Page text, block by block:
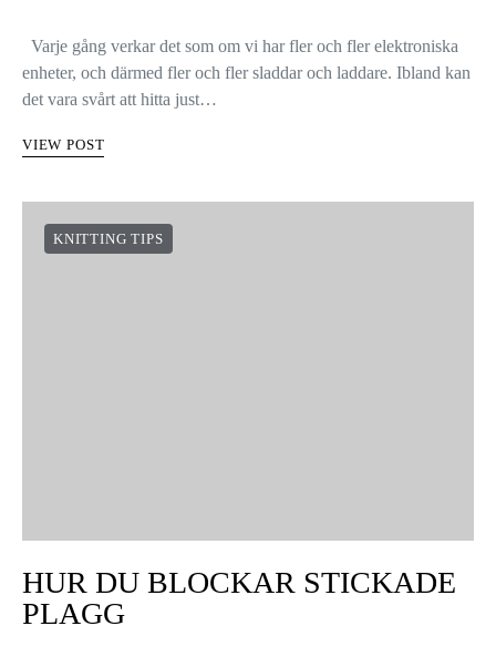
Varje gång verkar det som om vi har fler och fler elektroniska
enheter, och därmed fler och fler sladdar och laddare. Ibland kan
det vara svårt att hitta just…
VIEW POST
KNITTING TIPS
HUR DU BLOCKAR STICKADE
PLAGG